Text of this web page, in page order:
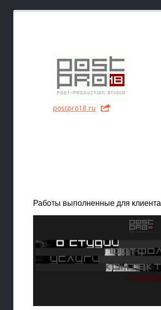
postpro18.ru
Работы выполненные для клиента